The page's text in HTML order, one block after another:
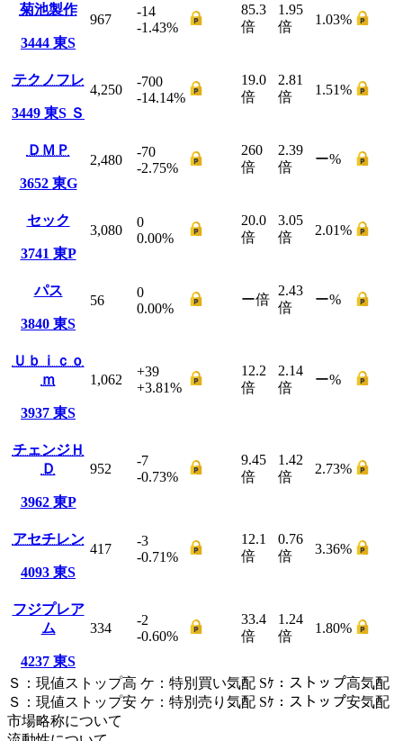
菊池製作
3444 東S
967
-14
-1.43%
85.3
倍
1.95
倍
1.03%
テクノフレ
3449 東S Ｓ
4,250
-700
-14.14%
19.0
倍
2.81
倍
1.51%
ＤＭＰ
3652 東G
2,480
-70
-2.75%
260
倍
2.39
倍
ー%
セック
3741 東P
3,080
0
0.00%
20.0
倍
3.05
倍
2.01%
パス
3840 東S
56
0
0.00%
ー倍
2.43
倍
ー%
Ｕｂｉｃｏ
ｍ
3937 東S
1,062
+39
+3.81%
12.2
倍
2.14
倍
ー%
チェンジＨ
Ｄ
3962 東P
952
-7
-0.73%
9.45
倍
1.42
倍
2.73%
アセチレン
4093 東S
417
-3
-0.71%
12.1
倍
0.76
倍
3.36%
フジプレア
ム
4237 東S
334
-2
-0.60%
33.4
倍
1.24
倍
1.80%
Ｓ ： 現値ストップ高 ケ ： 特別買い気配 Sｹ ： ストップ高気配
Ｓ ： 現値ストップ安 ケ ： 特別売 り 気配 Sｹ ： ストップ安気配
市場略称について